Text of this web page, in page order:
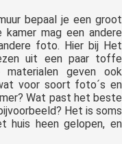
bepaal je een groot
mag een andere
foto. Hier bij Het
uit een paar toffe
materialen geven ook
voor soort foto´s en
Wat past het beste
Het is soms
huis heen gelopen, en